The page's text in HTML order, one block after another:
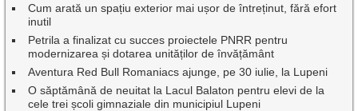
Cum arată un spațiu exterior mai ușor de întreținut, fără efort
inutil
Petrila a finalizat cu succes proiectele PNRR pentru
modernizarea și dotarea unităților de învățământ
Aventura Red Bull Romaniacs ajunge, pe 30 iulie, la Lupeni
O săptămână de neuitat la Lacul Balaton pentru elevi de la
cele trei școli gimnaziale din municipiul Lupeni